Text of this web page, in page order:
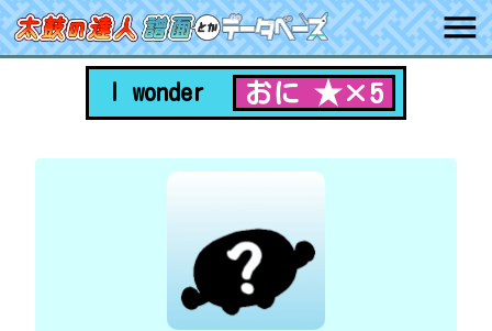
I wonder おに ★×5